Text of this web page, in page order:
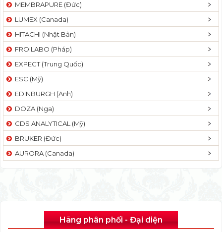
MEMBRAPURE (Đức)
LUMEX (Canada)
HITACHI (Nhật Bản)
FROILABO (Pháp)
EXPECT (Trung Quốc)
ESC (Mỹ)
EDINBURGH (Anh)
DOZA (Nga)
CDS ANALYTICAL (Mỹ)
BRUKER (Đức)
AURORA (Canada)
Hãng phân phối - Đại diện